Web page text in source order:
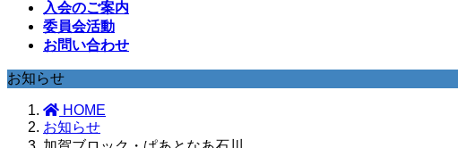
入会のご案内
委員会活動
お問い合わせ
お知らせ
HOME
お知らせ